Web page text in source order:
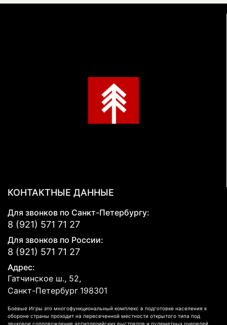
КОНТАКТНЫЕ ДАННЫЕ
Для звонков по Санкт-Петербургу:
8 (921) 571 71 27
Для звонков по России:
8 (921) 571 71 27
Адрес:
Гатчинское ш., 52,
Санкт-Петербург 198301
Боевые Игры это многофункциональный комплекс в подготовке населения к
обороне страны проходит на пересеченной местности открытого типа под
звуковое сопровождение артиллерийских выстрелов и пулеметных очередей,